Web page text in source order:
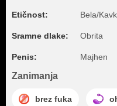
Etičnost: Bela/
Sramne dlake: Obrita
Penis: Majhen
Zanimanja
brez fuka